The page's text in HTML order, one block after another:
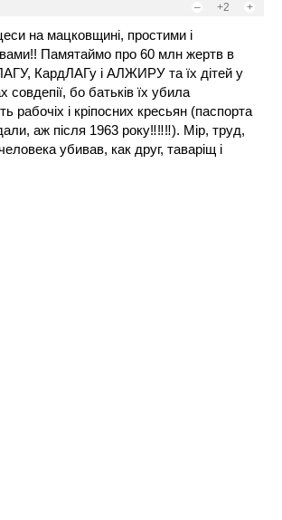
– +2 +
на мацковщині, простими і
Памятаймо про 60 млн жертв в
КардЛАГу і АЛЖИРУ та їх дітей у
совдепії, бо батьків їх убила
рабочіх і кріпосних кресьян (паспорта
аж після 1963 року‼️‼️‼️). Мір, труд,
убивав, как друг, таваріщ і